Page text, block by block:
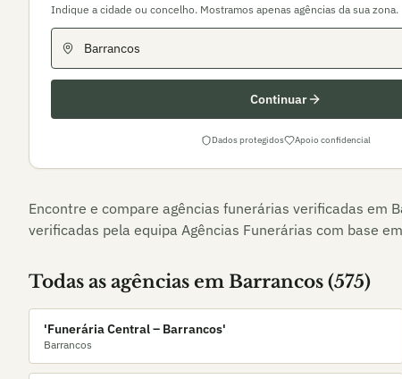
Indique a cidade ou concelho. Mostramos apenas agências da sua zona.
Continuar
Dados protegidos Apoio confidencial
Encontre e compare agências funerárias verificadas em
verificadas pela equipa Agências Funerárias com base
Todas as agências em Barrancos (575)
'Funerária Central – Barrancos'
Barrancos